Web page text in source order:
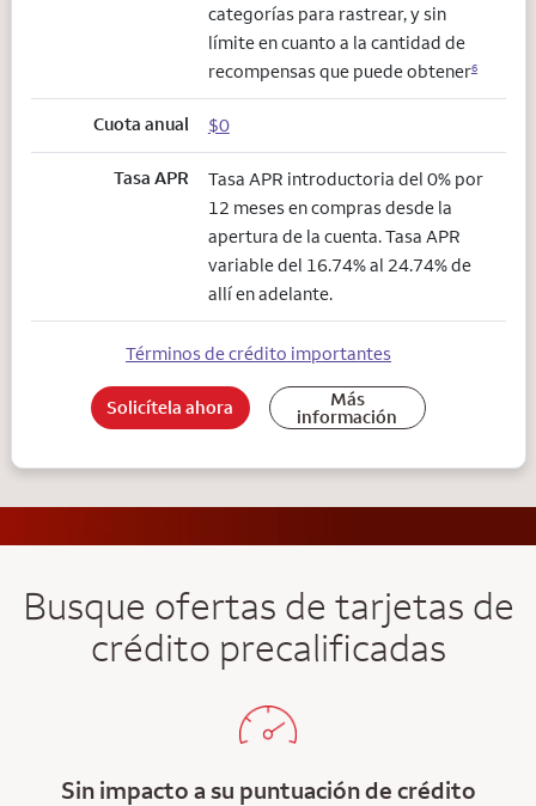
categorías para rastrear, y sin
límite en cuanto a la cantidad de
recompensas que puede obtener6
Cuota anual $0
Tasa APR
Tasa APR introductoria del 0% por
12 meses en compras desde la
apertura de la cuenta. Tasa APR
variable del 16.74% al 24.74% de
allí en adelante.
Términos de crédito importantes
Solicítela ahora Más
información
Busque ofertas de tarjetas de
crédito precalificadas
Sin impacto a su puntuación de crédito